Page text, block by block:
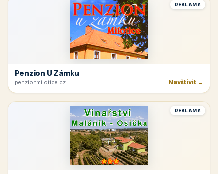
REKLAMA
Penzion U Zámku
penzionmilotice.cz Navštívit →
REKLAMA